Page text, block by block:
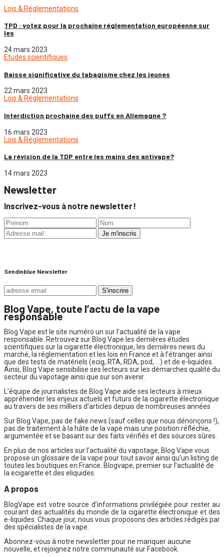
Lois & Réglementations
TPD : votez pour la prochaine réglementation européenne sur
les
24 mars 2023
Etudes scientifiques
Baisse significative du tabagisme chez les jeunes
22 mars 2023
Lois & Réglementations
Interdiction prochaine des puffs en Allemagne ?
16 mars 2023
Lois & Réglementations
La révision de la TDP entre les mains des antivape?
14 mars 2023
Newsletter
Inscrivez-vous à notre newsletter !
Sendinblue Newsletter
Blog Vape, toute l’actu de la vape
responsable
Blog Vape est le site numéro un sur l’actualité de la vape
responsable. Retrouvez sur Blog Vape les dernières études
scientifiques sur la cigarette électronique, les dernières news du
marché, la réglementation et les lois en France et à l’étranger ainsi
que des tests de matériels (ecig, RTA, RDA, pod, …) et de e-liquides.
Ainsi, Blog Vape sensibilise ses lecteurs sur les démarches qualité du
secteur du vapotage ainsi que sur son avenir.
L’équipe de journalistes de Blog Vape aide ses lecteurs à mieux
appréhender les enjeux actuels et futurs de la cigarette électronique
au travers de ses milliers d’articles depuis de nombreuses années
Sur Blog Vape, pas de fake news (sauf celles que nous dénonçons !),
pas de traitement à la hâte de la vape mais une position réfléchie,
argumentée et se basant sur des faits vérifiés et des sources sûres.
En plus de nos articles sur l’actualité du vapotage, Blog Vape vous
propose un glossaire de la vape pour tout savoir ainsi qu’un listing de
toutes les boutiques en France. Blogvape, premier sur l’actualité de
la ecigarette et des eliquides.
A propos
BlogVape est votre source d’informations privilégiée pour rester au
courant des actualités du monde de la cigarette électronique et des
e-liquides. Chaque jour, nous vous proposons des articles rédigés par
des spécialistes de la vape.
Abonnez-vous à notre newsletter pour ne manquer aucune
nouvelle, et rejoignez notre communauté sur Facebook.